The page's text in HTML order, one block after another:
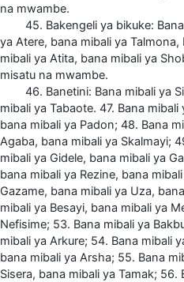
na mwambe.
45. Bakengeli ya bikuke:
ya Atere, bana mibali ya
mibali ya Atita, bana mibali ya
misatu na mwambe.
46. Banetini: Bana mibali ya
mibali ya Tabaote. 47. Bana
bana mibali ya Padon; 48. Bana
Agaba, bana mibali ya Skalmayi;
mibali ya Gidele, bana mibali ya
bana mibali ya Rezine, bana
Gazame, bana mibali ya Uza,
mibali ya Besayi, bana mibali ya
Nefisime; 53. Bana mibali ya
mibali ya Arkure; 54. Bana mibali
bana mibali ya Arsha; 55. Bana
Sisera, bana mibali ya Tamak; 56.